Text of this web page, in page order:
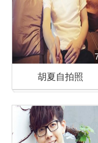
胡夏自拍照